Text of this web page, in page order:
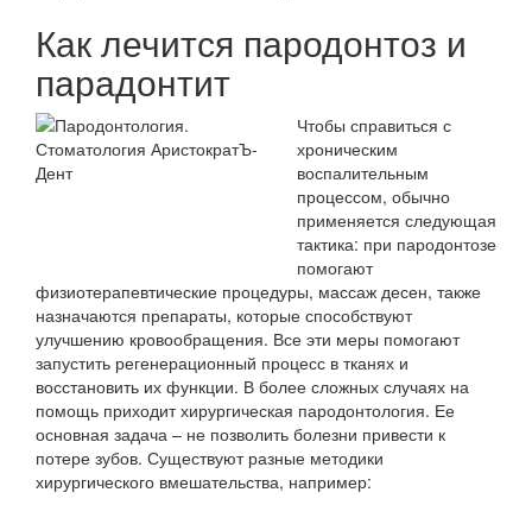
Как лечится пародонтоз и
парадонтит
Чтобы справиться с
хроническим
воспалительным
процессом, обычно
применяется следующая
тактика: при пародонтозе
помогают
физиотерапевтические процедуры, массаж десен, также
назначаются препараты, которые способствуют
улучшению кровообращения. Все эти меры помогают
запустить регенерационный процесс в тканях и
восстановить их функции. В более сложных случаях на
помощь приходит хирургическая пародонтология. Ее
основная задача – не позволить болезни привести к
потере зубов. Существуют разные методики
хирургического вмешательства, например: